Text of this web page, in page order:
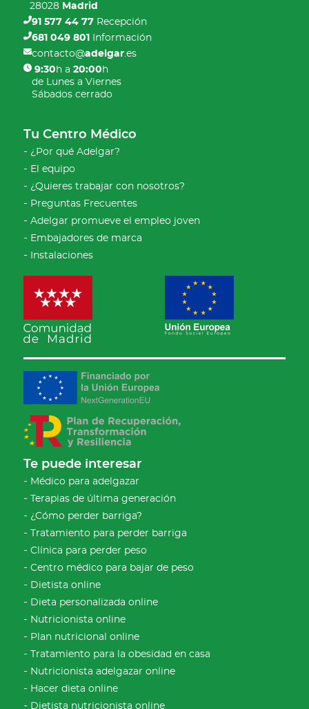
28028 Madrid
91 577 44 77 Recepción
681 049 801
Información
contacto@adelgar.es
9:30 h a20:00 h
de Lunes a Viernes
Sábados cerrado
Tu Centro Médico
¿Por qué Adelgar?
El equipo
¿Quieres trabajar con nosotros?
Preguntas Frecuentes
Adelgar promueve el empleo joven
Embajadores de marca
Instalaciones
Te puede interesar
Médico para adelgazar
Terapias de última generación
¿Cómo perder barriga?
Tratamiento para perder barriga
Clínica para perder peso
Centro médico para bajar de peso
Dietista online
Dieta personalizada online
Nutricionista online
Plan nutricional online
Tratamiento para la obesidad en casa
Nutricionista adelgazar online
Hacer dieta online
Dietista nutricionista online